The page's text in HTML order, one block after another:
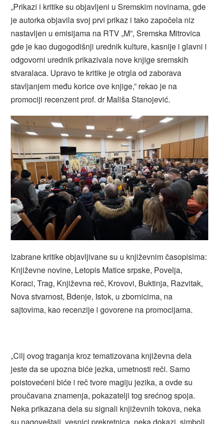
„Prikazi i kritike su objavljeni u Sremskim novinama, gde
je autorka objavila svoj prvi prikaz i tako započela niz
nastavljen u emisijama na RTV „M”, Sremska Mitrovica
gde je kao dugogodišnji urednik kulture, kasnije i glavni i
odgovorni urednik prikazivala nove knjige sremskih
stvaralaca. Upravo te kritike je otrgla od zaborava
stavljanjem među korice ove knjige,” rekao je na
promociji recenzent prof. dr Mališa Stanojević.
Izabrane kritike objavljivane su u književnim časopisima:
Književne novine, Letopis Matice srpske, Povelja,
Koraci, Trag, Književna reč, Krovovi, Buktinja, Razvitak,
Nova stvarnost, Bdenje, Istok, u zbornicima, na
sajtovima, kao recenzije i govorene na promocijama.
„Cilj ovog traganja kroz tematizovana književna dela
jeste da se upozna biće jezka, umetnosti reči. Samo
poistovećeni biće i reč tvore magiju jezika, a ovde su
proučavana znamenja, pokazatelji tog srećnog spoja.
Neka prikazana dela su signali književnih tokova, neka
su nagoveštaji, vesnici prekretnica, neka dokazi, simboli